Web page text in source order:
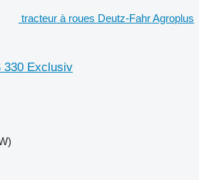
tracteur à roues Deutz-Fahr Agroplus
330 Exclusiv